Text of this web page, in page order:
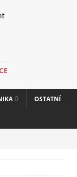
OSTATNÍ